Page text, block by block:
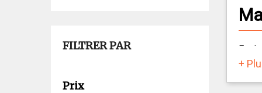
FILTRER PAR
Prix
CHR
+